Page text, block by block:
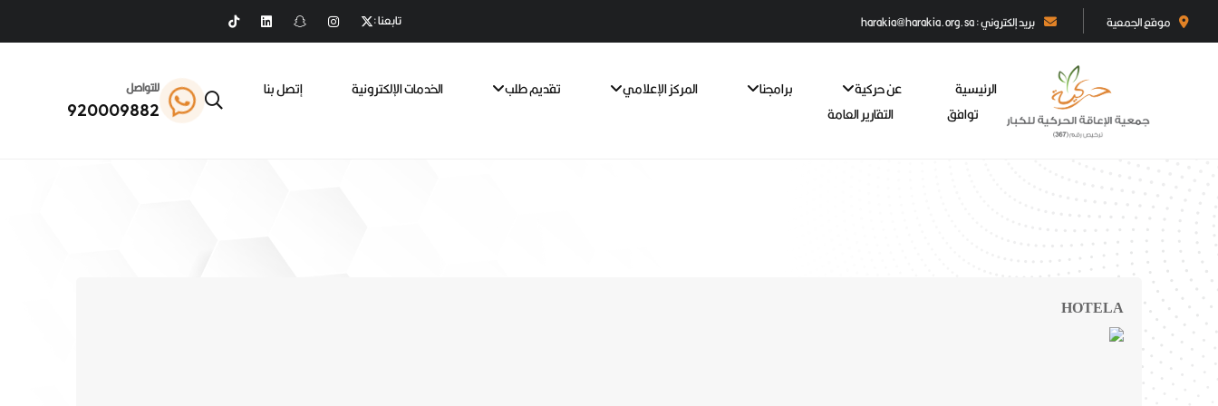
موقع الجمعية بريد إلكتروني : harakia@harakia.org.sa تابعنا :
الرئيسية عن حركية برامجنا المركز الإعلامي تقديم طلب الخدمات الإلكترونية
إتصل بنا
توافق
التقارير العامة
للتواصل
920009882
HOTELA